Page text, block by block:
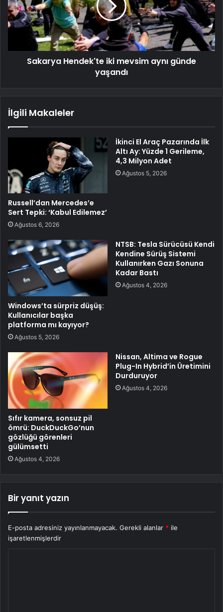
Sakarya Hendek'te iki mevsim aynı günde
yaşandı
İlgili Makaleler
Russell’dan Mercedes’e
Sert Tepki: ‘Kabul Edilemez’
Ağustos 6, 2026
İkinci El Araç Pazarında İlk
Altı Ay: Yüzde 1 Gerileme,
4,3 Milyon Adet
Ağustos 5, 2026
Windows’ta sürpriz düşüş:
Kullanıcılar başka
platforma mı kayıyor?
Ağustos 5, 2026
NTSB: Tesla Sürücüsü Kendi
Kendine Sürüş Sistemi
Kullanırken Gazı Sonuna
Kadar Bastı
Ağustos 4, 2026
Sıfır kamera, sonsuz pil
ömrü: DuckDuckGo’nun
gözlüğü görenleri
gülümsetti
Ağustos 4, 2026
Nissan, Altima ve Rogue
Plug-In Hybrid’in Üretimini
Durduruyor
Ağustos 4, 2026
Bir yanıt yazın
E-posta adresiniz yayınlanmayacak. Gerekli alanlar * ile
işaretlenmişlerdir